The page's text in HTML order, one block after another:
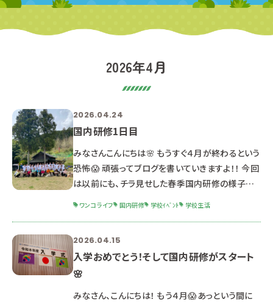
2026年4月
2026.04.24
国内研修1日目
みなさんこんにちは🌸 もうすぐ４月が終わるという
恐怖😱 頑張ってブログを書いていきますよ！！ 今回
は以前にも、チラ見せした春季国内研修の様子を
複合施設 この３つを学びに行きました！！ まずは１
日目！ 今回はバスで出発です！ サポートで一緒に
同行してくれる先輩から、案内を受けます これから
始まる研修にドキドキ・ワクワクの様
ワンコライフ 国内研修 学校ｲﾍﾞﾝﾄ 学校生活
2026.04.15
入学おめでとう！そして国内研修がスタート
🌸
みなさん、こんにちは！ もう４月😱あっという間に